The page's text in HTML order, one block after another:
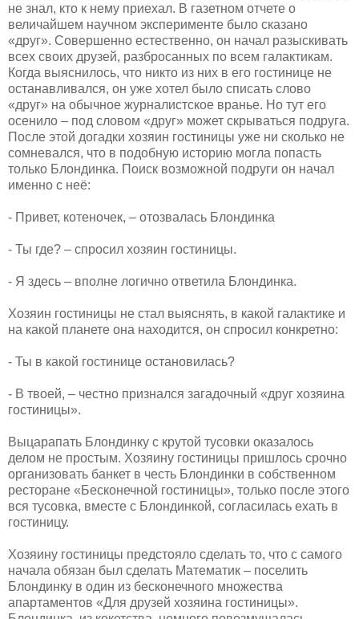
не знал, кто к нему приехал. В газетном отчете о
величайшем научном эксперименте было сказано
«друг». Совершенно естественно, он начал разыскивать
всех своих друзей, разбросанных по всем галактикам.
Когда выяснилось, что никто из них в его гостинице не
останавливался, он уже хотел было списать слово
«друг» на обычное журналистское вранье. Но тут его
осенило – под словом «друг» может скрываться подруга.
После этой догадки хозяин гостиницы уже ни сколько не
сомневался, что в подобную историю могла попасть
только Блондинка. Поиск возможной подруги он начал
именно с неё:
- Привет, котеночек, – отозвалась Блондинка
- Ты где? – спросил хозяин гостиницы.
- Я здесь – вполне логично ответила Блондинка.
Хозяин гостиницы не стал выяснять, в какой галактике и
на какой планете она находится, он спросил конкретно:
- Ты в какой гостинице остановилась?
- В твоей, – честно признался загадочный «друг хозяина
гостиницы».
Выцарапать Блондинку с крутой тусовки оказалось
делом не простым. Хозяину гостиницы пришлось срочно
организовать банкет в честь Блондинки в собственном
ресторане «Бесконечной гостиницы», только после этого
вся тусовка, вместе с Блондинкой, согласилась ехать в
гостиницу.
Хозяину гостиницы предстояло сделать то, что с самого
начала обязан был сделать Математик – поселить
Блондинку в один из бесконечного множества
апартаментов «Для друзей хозяина гостиницы».